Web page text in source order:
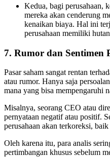
Kedua, bagi perusahaan,
mereka akan cenderung
kenaikan biaya. Hal ini
perusahaan memiliki
7. Rumor dan Sentimen
Pasar saham sangat rentan
atau rumor. Hanya saja
mana yang bisa mempengaruhi
Misalnya, seorang CEO atau
pernyataan negatif atau positif.
perusahaan akan terkoreksi,
Oleh karena itu, para analis
pertimbangan khusus sebelum